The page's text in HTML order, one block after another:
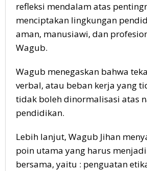
refleksi mendalam atas
menciptakan lingkungan
aman, manusiawi, dan
Wagub.
Wagub menegaskan bahwa
verbal, atau beban kerja yang
tidak boleh dinormalisasi atas
pendidikan.
Lebih lanjut, Wagub Jihan
poin utama yang harus
bersama, yaitu : penguatan